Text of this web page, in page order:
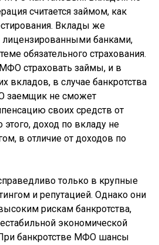
считается займом, как
Вклады же
лицензированными банками,
обязательного страхования.
страховать займы, и в
вкладов, в случае банкротства
заемщик не сможет
своих средств от
доход по вкладу не
в отличие от доходов по
только в крупные
и репутацией. Однако они
рискам банкротства,
экономической
банкротстве МФО шансы